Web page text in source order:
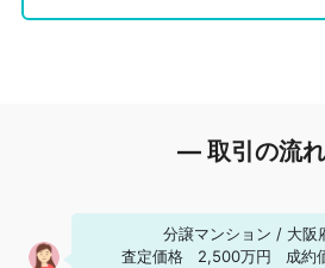
― 取引の流
分譲マンション / 大阪
査定価格
2,500万円 成約